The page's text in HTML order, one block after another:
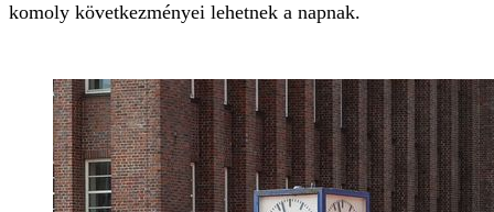
komoly következményei lehetnek a napnak.